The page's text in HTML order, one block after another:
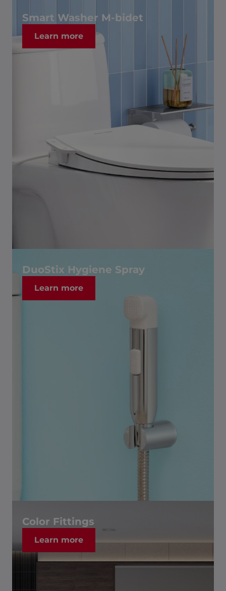
Smart Washer M-bidet
Learn more
DuoStix Hygiene Spray
Learn more
Color Fittings
Learn more